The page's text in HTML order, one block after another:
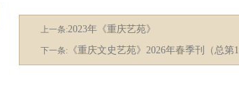
上一条:2023年《重庆艺苑》
下一条: 《重庆文史艺苑》2026年春季刊（总第1